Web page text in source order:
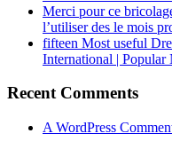
Merci pour ce
l’utiliser des le mois
fifteen Most useful
International | Popular
Recent Comments
A WordPress